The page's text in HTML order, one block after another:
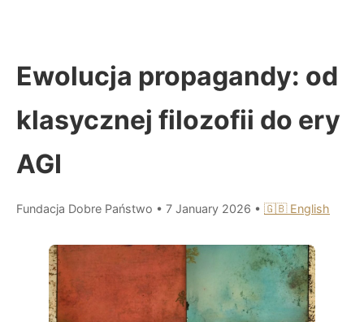
Ewolucja propagandy: od
klasycznej filozofii do ery
AGI
Fundacja Dobre Państwo • 7 January 2026 • 🇬🇧 English